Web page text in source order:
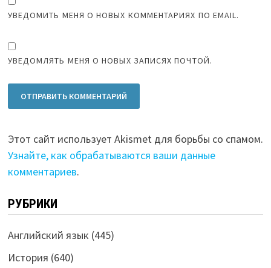
УВЕДОМИТЬ МЕНЯ О НОВЫХ КОММЕНТАРИЯХ ПО EMAIL.
УВЕДОМЛЯТЬ МЕНЯ О НОВЫХ ЗАПИСЯХ ПОЧТОЙ.
Этот сайт использует Akismet для борьбы со спамом.
Узнайте, как обрабатываются ваши данные
комментариев.
РУБРИКИ
Английский язык (445)
История (640)